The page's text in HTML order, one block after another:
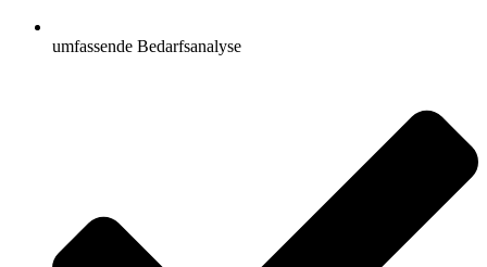
umfassende Bedarfsanalyse